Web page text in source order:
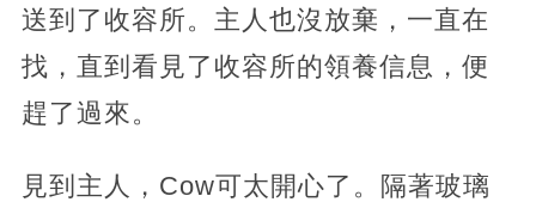
送到了收容所。主人也沒放棄，一直在
找，直到看見了收容所的領養信息，便
趕了過來。
見到主人，Cow可太開心了。隔著玻璃